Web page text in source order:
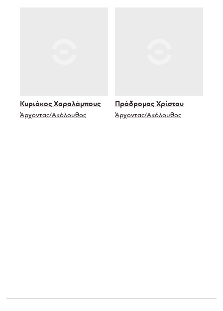
Κυριάκος Χαραλάμπους
Άρχοντας/Ακόλουθος
Πρόδρομος Χρίστου
Άρχοντας/Ακόλουθος